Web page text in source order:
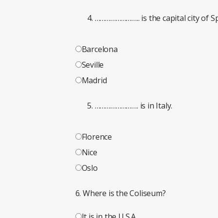
…………………….. is the capital city of
Barcelona
Seville
Madrid
……………………. is in Italy.
Florence
Nice
Oslo
6. Where is the Coliseum?